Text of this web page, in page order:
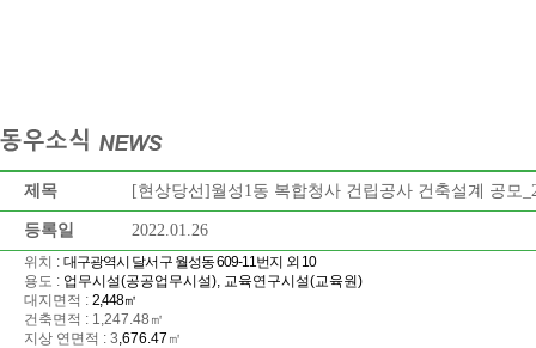
제목 [현상당선]월성1동 복합청사 건립공사 건축설계 공모
등록일 2022.01.26
위치 : 대구광역시 달서구 월성동609-11번지 외 10
용도 : 업무시설(공공업무시설), 교육연구시설(교육원)
대지면적 : 2,448㎡
건축면적 : 1,247.48㎡
지상 연면적 : 3,676.47 ㎡